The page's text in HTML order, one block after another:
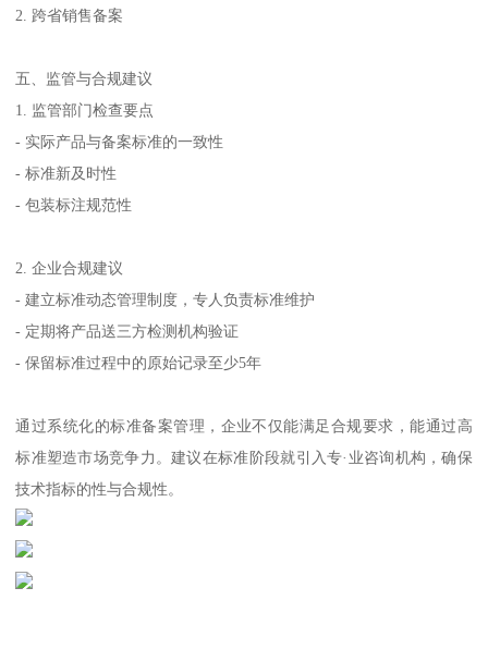
2. 跨省销售备案
五、监管与合规建议
1. 监管部门检查要点
- 实际产品与备案标准的一致性
- 标准新及时性
- 包装标注规范性
2. 企业合规建议
- 建立标准动态管理制度，专人负责标准维护
- 定期将产品送三方检测机构验证
- 保留标准过程中的原始记录至少5年
通过系统化的标准备案管理，企业不仅能满足合规要求，能通过高
标准塑造市场竞争力。建议在标准阶段就引入专·业咨询机构，确保
技术指标的性与合规性。